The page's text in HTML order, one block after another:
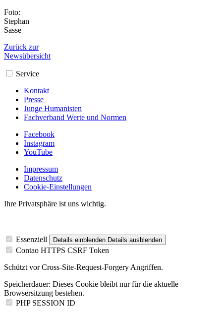
Foto:
Stephan
Sasse
Zurück zur
Newsübersicht
Service
Kontakt
Presse
Junge Humanisten
Fachverband Werte und Normen
Facebook
Instagram
YouTube
Impressum
Datenschutz
Cookie-Einstellungen
Ihre Privatsphäre ist uns wichtig.
Essenziell Details einblenden Details ausblenden
Contao HTTPS CSRF Token
Schützt vor Cross-Site-Request-Forgery Angriffen.
Speicherdauer: Dieses Cookie bleibt nur für die aktuelle
Browsersitzung bestehen.
PHP SESSION ID